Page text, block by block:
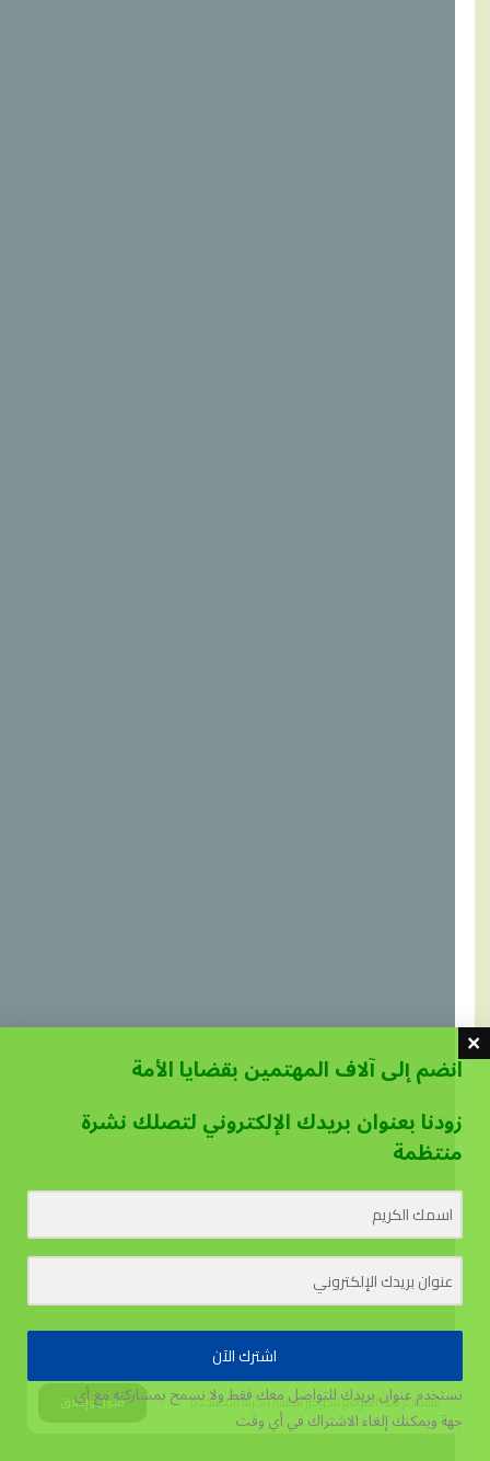
يستخدم هذا الموقع الكوكيز لتحسين تجربة المستخدم. قبول وإغلاق
انضم إلى آلاف المهتمين بقضايا الأمة
زودنا بعنوان بريدك الإلكتروني لتصلك نشرة
منتظمة
اشترك الآن
نستخدم عنوان بريدك للتواصل معك فقط ولا نسمح بمشاركته مع أي
جهةويمكنك إلغاء الاشتراك في أي وقت